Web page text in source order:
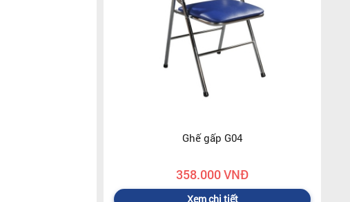
Ghế gấp G04
358.000 VNĐ
Xem chi tiết